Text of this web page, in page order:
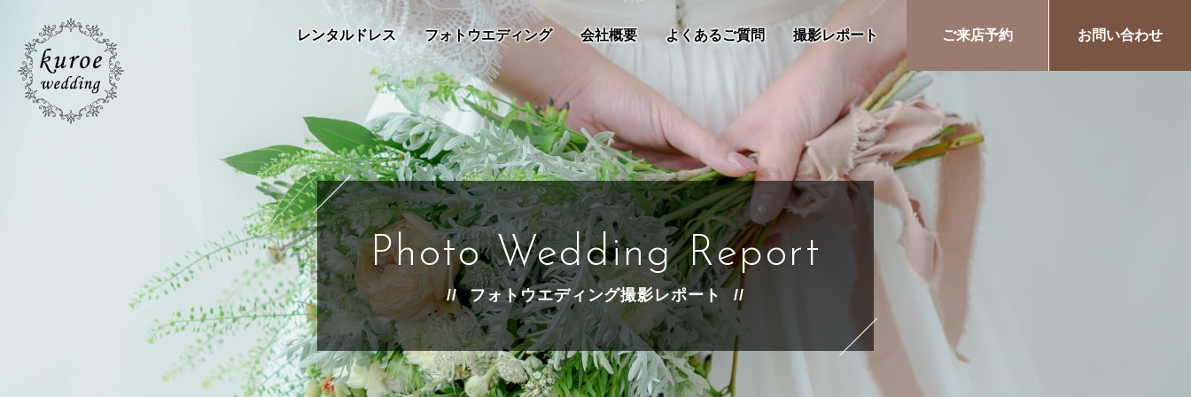
レンタルドレス フォトウエディング 会社概要 よくあるご質問 撮影レポート ご来店予約 お問い合わせ
Photo Wedding Report
フォトウエディング撮影レポート